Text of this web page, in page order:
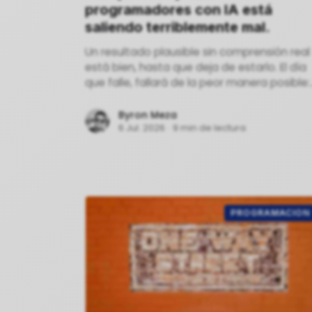
programadores con IA está
saliendo terriblemente mal.
Un resultado plausible sin comprensión real
está bien, hasta que deja de estarlo. El día
que falle, fallará de la peor manera posible:
infraestructura crítica
Byron Meza
6 Jul. 2026 9 min de lectura
PROGRAMACION